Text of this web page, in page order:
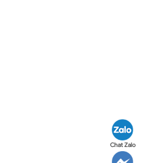
Chat Zalo